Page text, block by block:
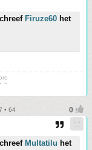
Firuze60 het
~
• 64
Multatilu het